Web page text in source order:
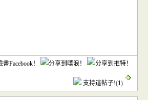
支持這帖子!(1)